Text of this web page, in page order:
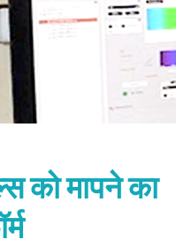
को मापने का